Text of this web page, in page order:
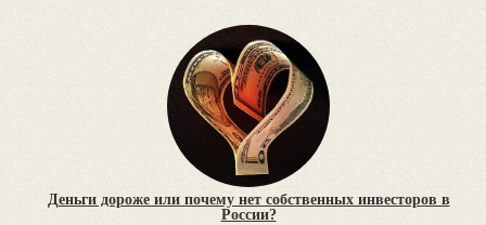
Деньги дороже или почему нет собственных инвесторов в
России?